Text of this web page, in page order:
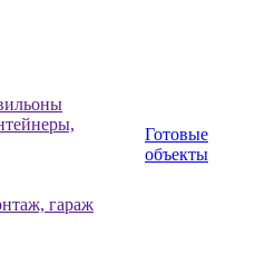
гараж
Готовые
объекты